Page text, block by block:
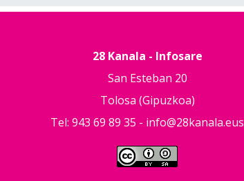
28 Kanala - Infosare
San Esteban 20
Tolosa (Gipuzkoa)
Tel: 943 69 89 35 - info@28kanala.eus